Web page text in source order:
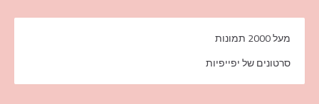
מעל 2000 תמונות
סרטונים של יפייפיות